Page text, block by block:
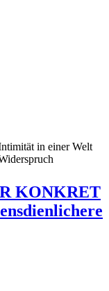
in einer Welt
KONKRET